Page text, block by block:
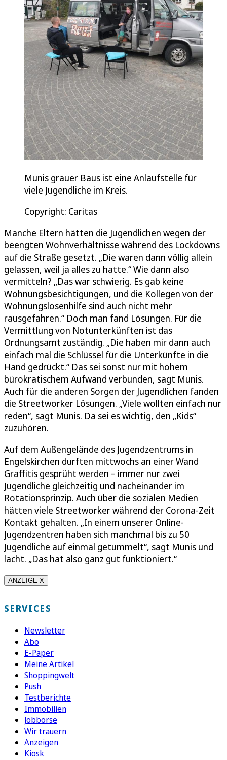
Munis grauer Baus ist eine Anlaufstelle für
viele Jugendliche im Kreis.
Copyright: Caritas
Manche Eltern hätten die Jugendlichen wegen der
beengten Wohnverhältnisse während des Lockdowns
auf die Straße gesetzt. „Die waren dann völlig allein
gelassen, weil ja alles zu hatte.“ Wie dann also
vermitteln? „Das war schwierig. Es gab keine
Wohnungsbesichtigungen, und die Kollegen von der
Wohnungslosenhilfe sind auch nicht mehr
rausgefahren.“ Doch man fand Lösungen. Für die
Vermittlung von Notunterkünften ist das
Ordnungsamt zuständig. „Die haben mir dann auch
einfach mal die Schlüssel für die Unterkünfte in die
Hand gedrückt.“ Das sei sonst nur mit hohem
bürokratischem Aufwand verbunden, sagt Munis.
Auch für die anderen Sorgen der Jugendlichen fanden
die Streetworker Lösungen. „Viele wollten einfach nur
reden“, sagt Munis. Da sei es wichtig, den „Kids“
zuzuhören.
Auf dem Außengelände des Jugendzentrums in
Engelskirchen durften mittwochs an einer Wand
Graffitis gesprüht werden – immer nur zwei
Jugendliche gleichzeitig und nacheinander im
Rotationsprinzip. Auch über die sozialen Medien
hätten viele Streetworker während der Corona-Zeit
Kontakt gehalten. „In einem unserer Online-
Jugendzentren haben sich manchmal bis zu 50
Jugendliche auf einmal getummelt“, sagt Munis und
lacht. „Das hat also ganz gut funktioniert.“
ANZEIGE X
SERVICES
Newsletter
Abo
E-Paper
Meine Artikel
Shoppingwelt
Push
Testberichte
Immobilien
Jobbörse
Wir trauern
Anzeigen
Kiosk